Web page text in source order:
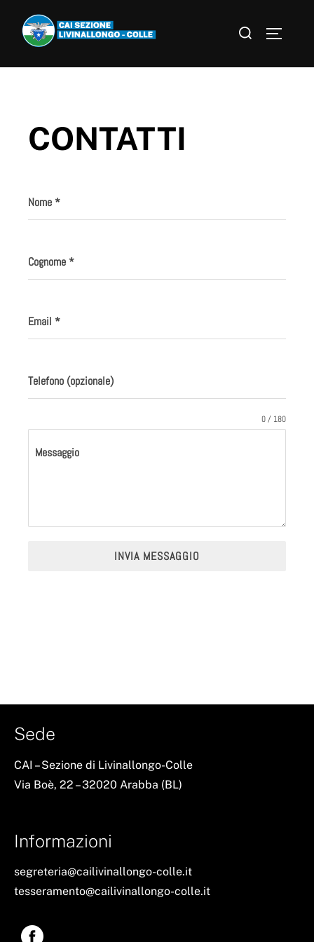
CONTATTI
Nome *
Cognome *
Email *
Telefono (opzionale)
Messaggio
0 / 180
INVIA MESSAGGIO
Sede
CAI – Sezione di Livinallongo-Colle
Via Boè, 22 – 32020 Arabba (BL)
Informazioni
segreteria@cailivinallongo-colle.it
tesseramento@cailivinallongo-colle.it